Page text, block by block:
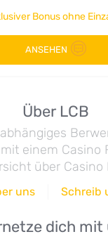
Bonus ohne
ANSEHEN
Über LCB
einem Casino
über Casino
uns Schreib
dich mit